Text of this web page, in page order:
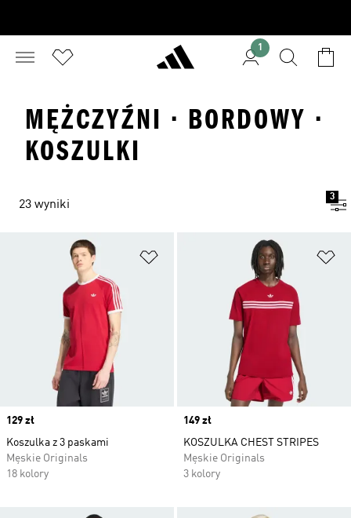
1
MĘŻCZYŹNI · BORDOWY ·
KOSZULKI
23 wyniki
3
Dodaj do listy życzeń
Price
129 zł
Koszulka z 3 paskami
Męskie Originals
18 kolory
Price
149 zł
KOSZULKA CHEST STRIPES
Męskie Originals
3 kolory